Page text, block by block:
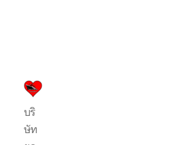
รับ
ขน
ย้าย
บริ
ษัท